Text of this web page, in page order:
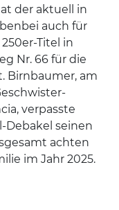
der aktuell in
auch für
Titel in
Nr. 66 für die
Birnbaumer, am
verpasste
seinen
achten
im Jahr 2025.